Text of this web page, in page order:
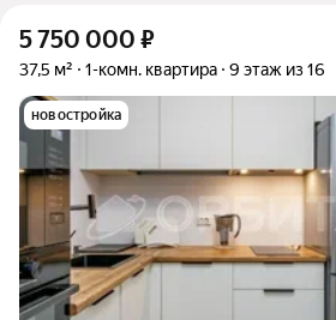
5 750 000 ₽
37,5 м² 1-комн. квартира 9 этаж из 16
новостройка